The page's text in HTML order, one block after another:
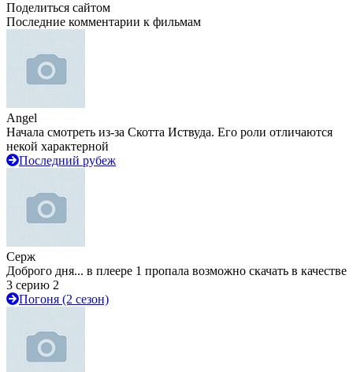
Поделиться сайтом
Последние комментарии к фильмам
Angel
Начала смотреть из-за Скотта Иствуда. Его роли отличаются
некой характерной
Последний рубеж
Серж
Доброго дня... в плеере 1 пропала возможно скачать в качестве
3 серию 2
Погоня (2 сезон)